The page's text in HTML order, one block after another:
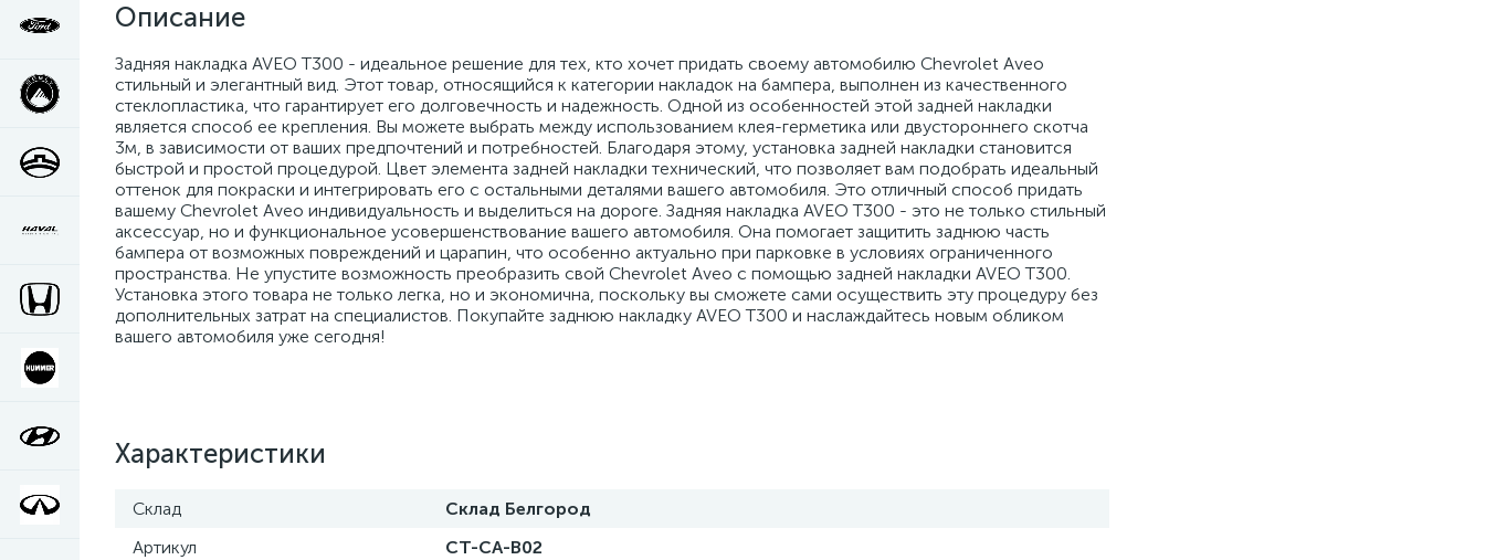
Описание
Задняя накладка AVEO T300 - идеальное решение для тех, кто хочет придать своему автомобилю Chevrolet Aveo
стильный и элегантный вид. Этот товар, относящийся к категории накладок на бампера, выполнен из качественного
стеклопластика, что гарантирует его долговечность и надежность. Одной из особенностей этой задней накладки
является способ ее крепления. Вы можете выбрать между использованием клея-герметика или двустороннего скотча
3м, в зависимости от ваших предпочтений и потребностей. Благодаря этому, установка задней накладки становится
быстрой и простой процедурой. Цвет элемента задней накладки технический, что позволяет вам подобрать идеальный
оттенок для покраски и интегрировать его с остальными деталями вашего автомобиля. Это отличный способ придать
вашему Chevrolet Aveo индивидуальность и выделиться на дороге. Задняя накладка AVEO T300 - это не только стильный
аксессуар, но и функциональное усовершенствование вашего автомобиля. Она помогает защитить заднюю часть
бампера от возможных повреждений и царапин, что особенно актуально при парковке в условиях ограниченного
пространства. Не упустите возможность преобразить свой Chevrolet Aveo с помощью задней накладки AVEO T300.
Установка этого товара не только легка, но и экономична, поскольку вы сможете сами осуществить эту процедуру без
дополнительных затрат на специалистов. Покупайте заднюю накладку AVEO T300 и наслаждайтесь новым обликом
вашего автомобиля уже сегодня!
Характеристики
Склад
Склад Белгород
Артикул
CT-CA-B02